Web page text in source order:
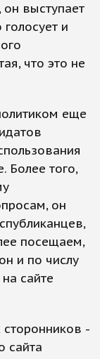
выступает
и
что это не
еще
Более того,
он
посещаем,
и по числу
сайте
-
сайта